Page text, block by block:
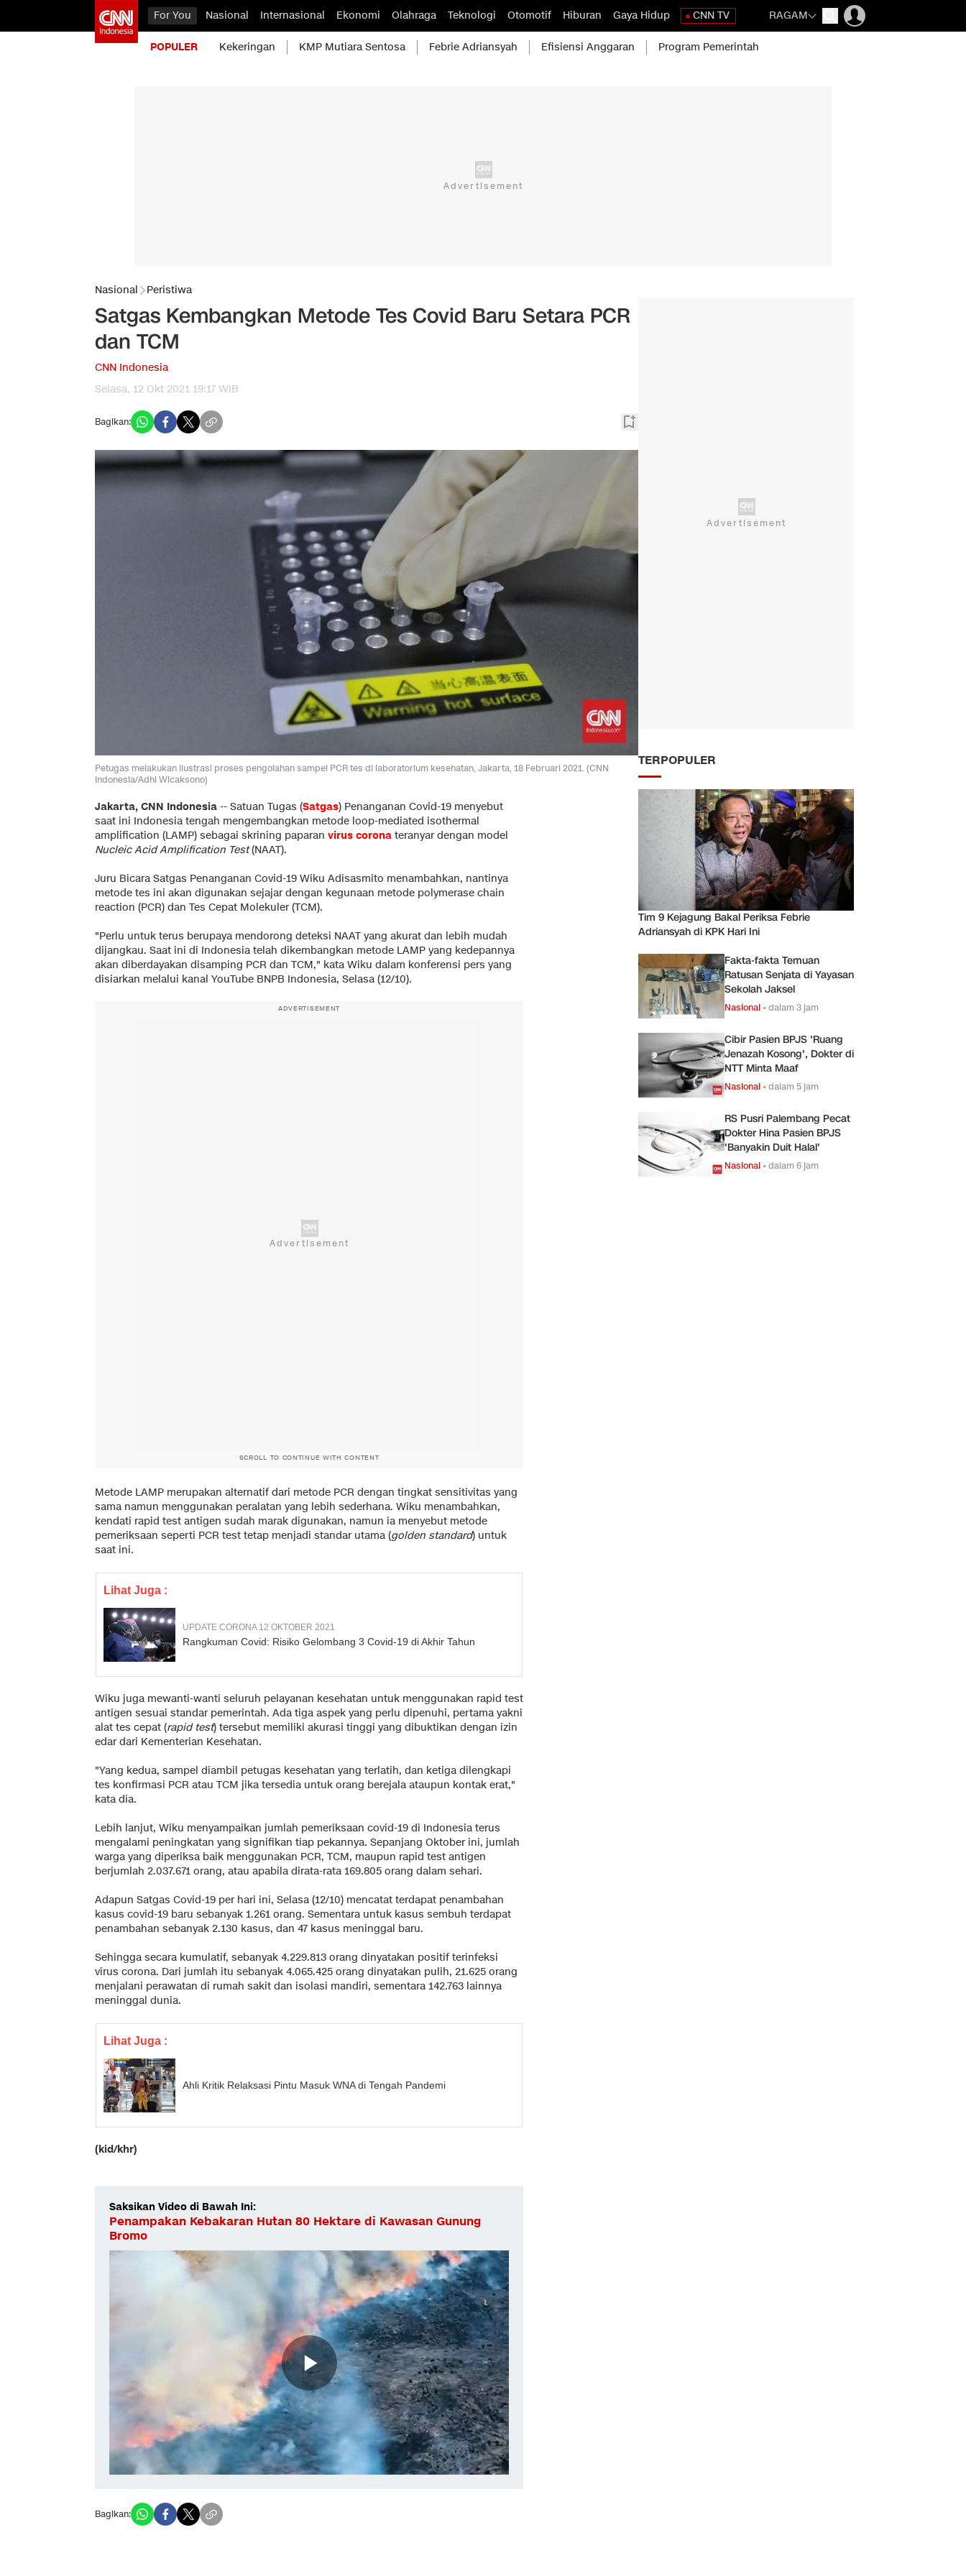
For You Nasional Internasional Ekonomi Olahraga Teknologi Otomotif Hiburan Gaya Hidup CNN TV RAGAM
POPULER Kekeringan KMP Mutiara Sentosa Febrie Adriansyah Efisiensi Anggaran Program Pemerintah
Nasional Peristiwa
Satgas Kembangkan Metode Tes Covid Baru Setara PCR
dan TCM
CNN Indonesia
Selasa, 12 Okt 2021 19:17 WIB
Bagikan:
Petugas melakukan ilustrasi proses pengolahan sampel PCR tes di laboratorium kesehatan, Jakarta, 18 Februari 2021. (CNN
Indonesia/Adhi Wicaksono)
Jakarta, CNN Indonesia -- Satuan Tugas (Satgas) Penanganan Covid-19 menyebut
saat ini Indonesia tengah mengembangkan metode loop-mediated isothermal
amplification (LAMP) sebagai skrining paparan virus corona teranyar dengan model
Nucleic Acid Amplification Test(NAAT).
Juru Bicara Satgas Penanganan Covid-19 Wiku Adisasmito menambahkan, nantinya
metode tes ini akan digunakan sejajar dengan kegunaan metode polymerase chain
reaction (PCR) dan Tes Cepat Molekuler (TCM).
"Perlu untuk terus berupaya mendorong deteksi NAAT yang akurat dan lebih mudah
dijangkau. Saat ini di Indonesia telah dikembangkan metode LAMP yang kedepannya
akan diberdayakan disamping PCR dan TCM," kata Wiku dalam konferensi pers yang
disiarkan melalui kanal YouTube BNPB Indonesia, Selasa (12/10).
ADVERTISEMENT
SCROLL TO CONTINUE WITH CONTENT
Metode LAMP merupakan alternatif dari metode PCR dengan tingkat sensitivitas yang
sama namun menggunakan peralatan yang lebih sederhana. Wiku menambahkan,
kendati rapid test antigen sudah marak digunakan, namun ia menyebut metode
pemeriksaan seperti PCR test tetap menjadi standar utama (golden standard) untuk
saat ini.
Lihat Juga :
UPDATE CORONA 12 OKTOBER 2021
Rangkuman Covid: Risiko Gelombang 3 Covid-19 di Akhir Tahun
Wiku juga mewanti-wanti seluruh pelayanan kesehatan untuk menggunakan rapid test
antigen sesuai standar pemerintah. Ada tiga aspek yang perlu dipenuhi, pertama yakni
alat tes cepat (rapid test) tersebut memiliki akurasi tinggi yang dibuktikan dengan izin
edar dari Kementerian Kesehatan.
"Yang kedua, sampel diambil petugas kesehatan yang terlatih, dan ketiga dilengkapi
tes konfirmasi PCR atau TCM jika tersedia untuk orang berejala ataupun kontak erat,"
kata dia.
Lebih lanjut, Wiku menyampaikan jumlah pemeriksaan covid-19 di Indonesia terus
mengalami peningkatan yang signifikan tiap pekannya. Sepanjang Oktober ini, jumlah
warga yang diperiksa baik menggunakan PCR, TCM, maupun rapid test antigen
berjumlah 2.037.671 orang, atau apabila dirata-rata 169.805 orang dalam sehari.
Adapun Satgas Covid-19 per hari ini, Selasa (12/10) mencatat terdapat penambahan
kasus covid-19 baru sebanyak 1.261 orang. Sementara untuk kasus sembuh terdapat
penambahan sebanyak 2.130 kasus, dan 47 kasus meninggal baru.
Sehingga secara kumulatif, sebanyak 4.229.813 orang dinyatakan positif terinfeksi
virus corona. Dari jumlah itu sebanyak 4.065.425 orang dinyatakan pulih, 21.625 orang
menjalani perawatan di rumah sakit dan isolasi mandiri, sementara 142.763 lainnya
meninggal dunia.
Lihat Juga :
Ahli Kritik Relaksasi Pintu Masuk WNA di Tengah Pandemi
(kid/khr)
Saksikan Video di Bawah Ini:
Penampakan Kebakaran Hutan 80 Hektare di Kawasan Gunung
Bromo
Bagikan:
TERPOPULER
Tim 9 Kejagung Bakal Periksa Febrie
Adriansyah di KPK Hari Ini
Fakta-fakta Temuan
Ratusan Senjata di Yayasan
Sekolah Jaksel
Nasional •dalam 3 jam
Cibir Pasien BPJS 'Ruang
Jenazah Kosong', Dokter di
NTT Minta Maaf
Nasional •dalam 5 jam
RS Pusri Palembang Pecat
Dokter Hina Pasien BPJS
'Banyakin Duit Halal'
Nasional •dalam 6 jam